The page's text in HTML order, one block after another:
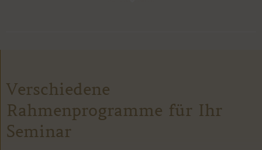
Verschiedene
Rahmenprogramme für Ihr
Seminar